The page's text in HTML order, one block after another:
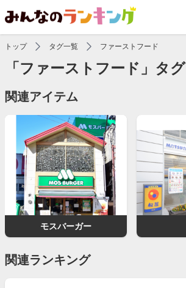
トップ タグ一覧 ファーストフード
「ファーストフード」タグ
関連アイテム
モスバーガー
関連ランキング